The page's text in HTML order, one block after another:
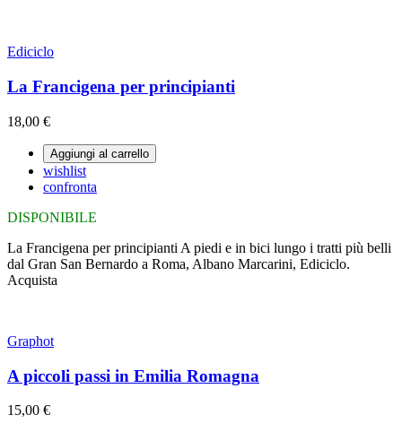
Ediciclo
La Francigena per principianti
18,00 €
Aggiungi al carrello
wishlist
confronta
DISPONIBILE
La Francigena per principianti A piedi e in bici lungo i tratti più belli
dal Gran San Bernardo a Roma, Albano Marcarini, Ediciclo.
Acquista
Graphot
A piccoli passi in Emilia Romagna
15,00 €